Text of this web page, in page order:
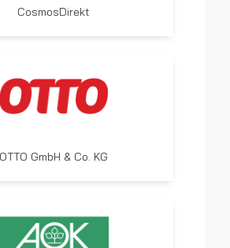
CosmosDirekt
OTTO GmbH & Co. KG